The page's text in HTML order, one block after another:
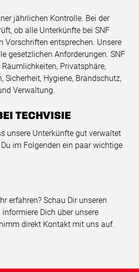
jährlichen Kontrolle. Bei der
ob alle Unterkünfte bei SNF
Vorschriften entsprechen. Unsere
gesetzlichen Anforderungen. SNF
Privatsphäre,
Sicherheit, Hygiene, Brandschutz,
Verwaltung.
TECHVISIE
unsere Unterkünfte gut verwaltet
im Folgenden ein paar wichtige
erfahren? Schau Dir unseren
Dich über unsere
direkt Kontakt mit uns auf.